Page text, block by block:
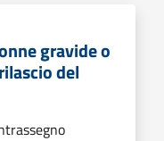
gravide o
del